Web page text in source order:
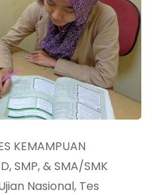
KEMAMPUAN
SMP, & SMA/SMK
Nasional, Tes